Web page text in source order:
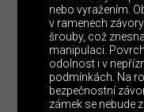
nebo vyražením.
v ramenech
šrouby, což
manipulaci.
odolnost i v
podmínkách. Na
bezpečnostní
zámek se nebude